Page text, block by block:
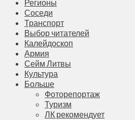
Регионы
Соседи
Транспорт
Выбор читателей
Калейдоскоп
Армия
Сейм Литвы
Культура
Больше
Фоторепортаж
Туризм
ЛК рекомендует